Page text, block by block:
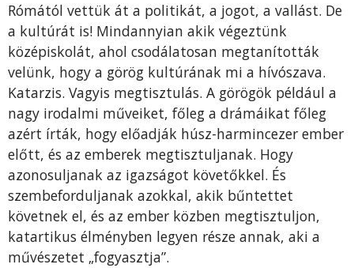
Rómától vettük át a politikát, a jogot, a vallást. De
a kultúrát is! Mindannyian akik végeztünk
középiskolát, ahol csodálatosan megtanították
velünk, hogy a görög kultúrának mi a hívószava.
Katarzis. Vagyis megtisztulás. A görögök például a
nagy irodalmi műveiket, főleg a drámáikat főleg
azért írták, hogy előadják húsz-harmincezer ember
előtt, és az emberek megtisztuljanak. Hogy
azonosuljanak az igazságot követőkkel. És
szembeforduljanak azokkal, akik bűntettet
követnek el, és az ember közben megtisztuljon,
katartikus élményben legyen része annak, aki a
művészetet „fogyasztja”.